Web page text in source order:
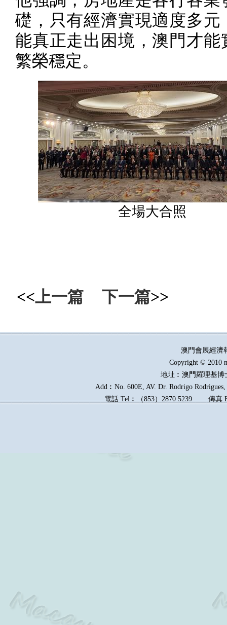
礎，只有經濟實現適度多元
能真正走出困境，澳門才能
繁榮穩定。
全場大合照
<<上一篇 下一篇>>
澳門會展經
Copyright © 2010
地址︰澳門羅理基博
Add︰No. 600E, AV. Dr. Rodrigo
電話 Tel︰（853）2870 5239傳真